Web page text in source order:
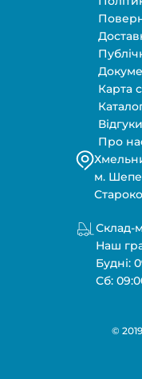
Карта
Відгуки
Про
м.
Склад-
Наш
Будні:
Сб:
©